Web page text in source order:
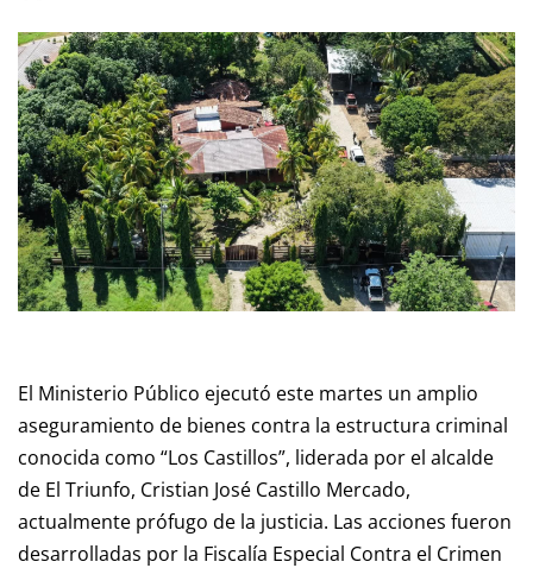
El Ministerio Público ejecutó este martes un amplio
aseguramiento de bienes contra la estructura criminal
conocida como “Los Castillos”, liderada por el alcalde
de El Triunfo, Cristian José Castillo Mercado,
actualmente prófugo de la justicia. Las acciones fueron
desarrolladas por la Fiscalía Especial Contra el Crimen